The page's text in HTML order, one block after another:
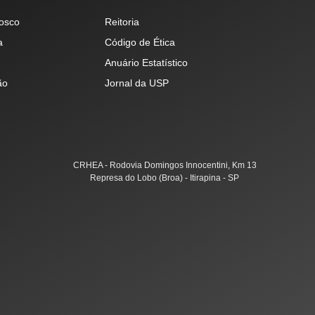
Reitoria
Código de Ética
Anuário Estatístico
Jornal da USP
CRHEA - Rodovia Domingos Innocentini, Km 13
Represa do Lobo (Broa) - Itirapina - SP